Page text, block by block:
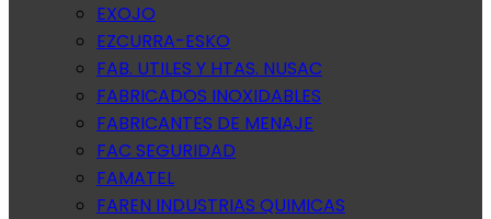
EXOJO
EZCURRA-ESKO
FAB. UTILES Y HTAS. NUSAC
FABRICADOS INOXIDABLES
FABRICANTES DE MENAJE
FAC SEGURIDAD
FAMATEL
FAREN INDUSTRIAS QUIMICAS